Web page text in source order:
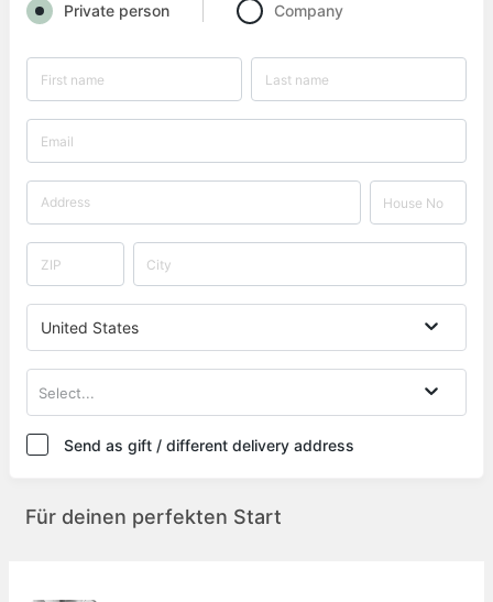
Private person Company
United States
Select...
Send as gift / different delivery address
Für deinen perfekten Start